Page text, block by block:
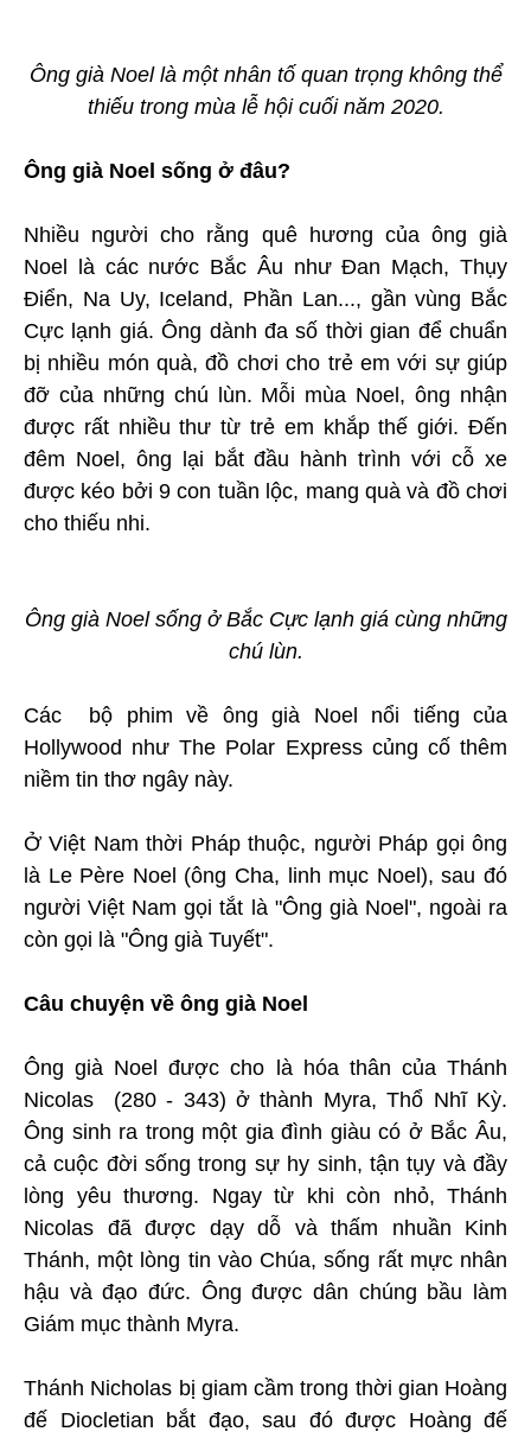
Ông già Noel là một nhân tố quan trọng không thể
thiếu trong mùa lễ hội cuối năm 2020.
Ông già Noel sống ở đâu?
Nhiều người cho rằng quê hương của ông già
Noel là các nước Bắc Âu như Đan Mạch, Thụy
Điển, Na Uy, Iceland, Phần Lan..., gần vùng Bắc
Cực lạnh giá. Ông dành đa số thời gian để chuẩn
bị nhiều món quà, đồ chơi cho trẻ em với sự giúp
đỡ của những chú lùn. Mỗi mùa Noel, ông nhận
được rất nhiều thư từ trẻ em khắp thế giới. Đến
đêm Noel, ông lại bắt đầu hành trình với cỗ xe
được kéo bởi 9 con tuần lộc, mang quà và đồ chơi
cho thiếu nhi.
Ông già Noel sống ở Bắc Cực lạnh giá cùng những
chú lùn.
Các bộ phim về ông già Noel nổi tiếng của
Hollywood như The Polar Express củng cố thêm
niềm tin thơ ngây này.
Ở Việt Nam thời Pháp thuộc, người Pháp gọi ông
là Le Père Noel (ông Cha, linh mục Noel), sau đó
người Việt Nam gọi tắt là "Ông già Noel", ngoài ra
còn gọi là "Ông già Tuyết".
Câu chuyện về ông già Noel
Ông già Noel được cho là hóa thân của Thánh
Nicolas (280 - 343) ở thành Myra, Thổ Nhĩ Kỳ.
Ông sinh ra trong một gia đình giàu có ở Bắc Âu,
cả cuộc đời sống trong sự hy sinh, tận tụy và đầy
lòng yêu thương. Ngay từ khi còn nhỏ, Thánh
Nicolas đã được dạy dỗ và thấm nhuần Kinh
Thánh, một lòng tin vào Chúa, sống rất mực nhân
hậu và đạo đức. Ông được dân chúng bầu làm
Giám mục thành Myra.
Thánh Nicholas bị giam cầm trong thời gian Hoàng
đế Diocletian bắt đạo, sau đó được Hoàng đế